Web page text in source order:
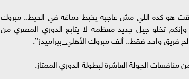
هو كده اللي مش عاجبه يخبط دماغه في الحيط.. مبروك
تخلو جيل جديد معظمه لا يتابع ⁧‫الدوري المصري‬⁩ من
فريق واحد فقط.. ألف مبروك ⁧‫الأهلي_بيراميدز”.